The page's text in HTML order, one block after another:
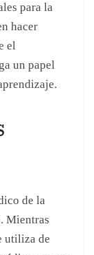
de la
utiliza de
la
a las
y